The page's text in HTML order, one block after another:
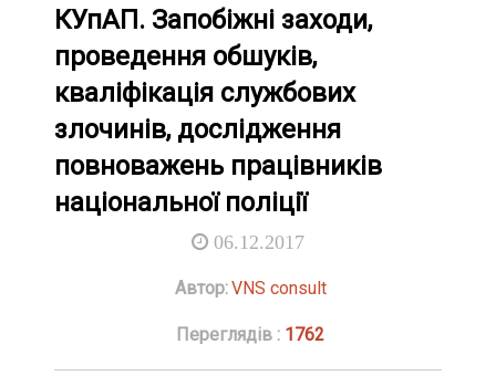
КУпАП. Запобіжні заходи,
проведення обшуків,
кваліфікація службових
злочинів, дослідження
повноважень працівників
національної поліції
06.12.2017
Автор:VNS consult
Переглядів : 1762